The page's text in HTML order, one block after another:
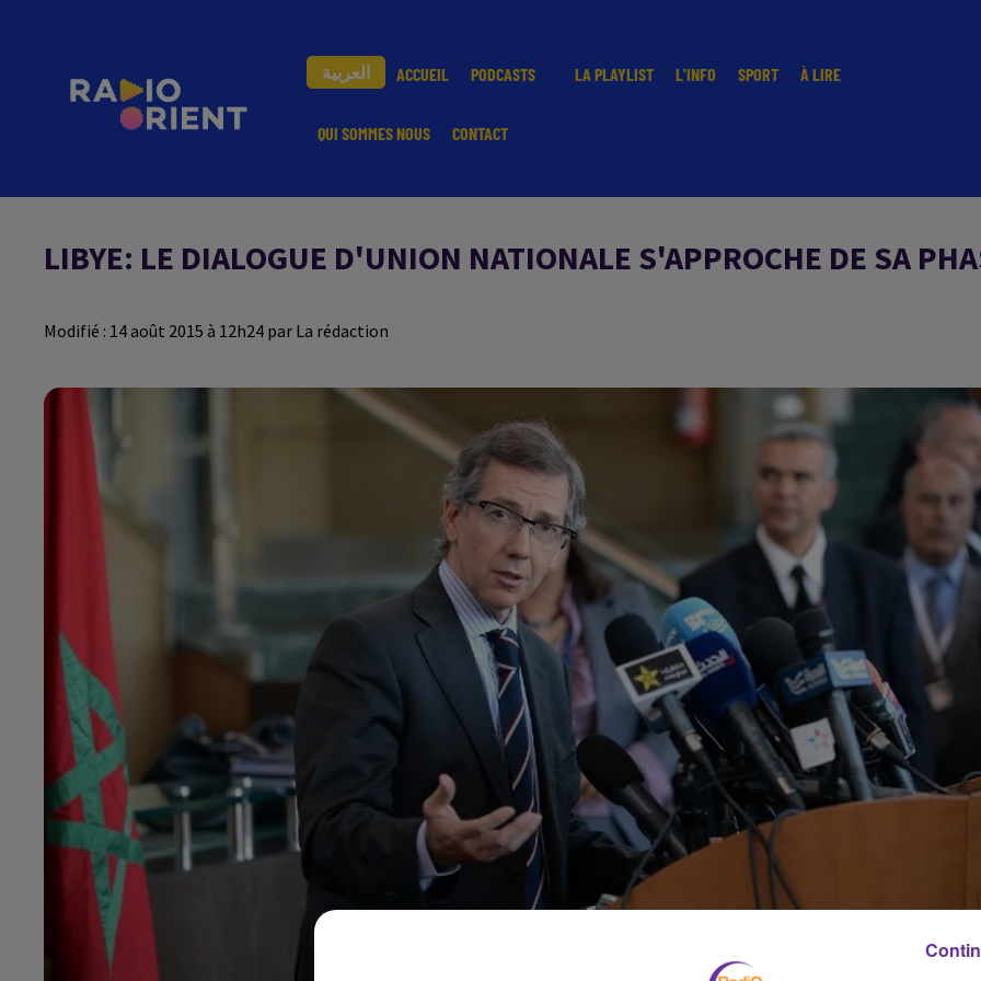
العربية ACCUEIL PODCASTS LA PLAYLIST L'INFO SPORT À LIRE
QUI SOMMES NOUS CONTACT
LIBYE: LE DIALOGUE D'UNION NATIONALE S'APPROCHE DE SA
Modifié : 14 août 2015 à 12h24 par La rédaction